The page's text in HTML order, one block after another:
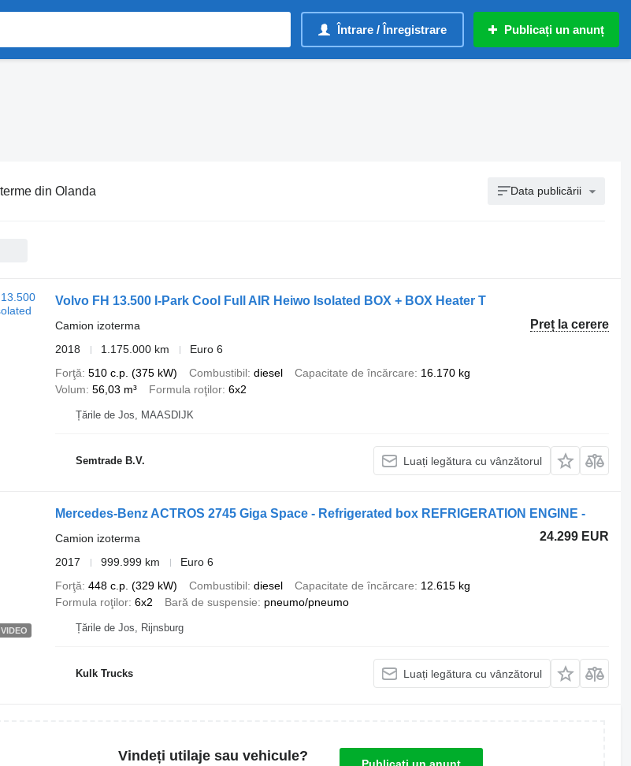
Întrare / Înregistrare Publicați un anunț
din Olanda Data publicării
Volvo FH 13.500 I-Park Cool Full AIR Heiwo Isolated BOX + BOX Heater T
Preț la cerere
Camion izoterma
2018
1.175.000 km
Euro 6
Forţă 510 c.p. (375 kW) Combustibil diesel Capacitate de încărcare
16.170 kg
Volum 56,03 m³ Formula roţilor 6x2
Țările de Jos, MAASDIJK
Semtrade B.V. Luați legătura cu vânzătorul
VIDEO
Mercedes-Benz ACTROS 2745 Giga Space - Refrigerated box REFRIGERATION ENGINE -
24.299 EUR
Camion izoterma
2017
999.999 km
Euro 6
Forţă 448 c.p. (329 kW) Combustibil diesel Capacitate de încărcare
12.615 kg
Formula roţilor 6x2 Bară de suspensie pneumo/pneumo
Țările de Jos, Rijnsburg
Kulk Trucks Luați legătura cu vânzătorul
Vindeți utilaje sau vehicule?